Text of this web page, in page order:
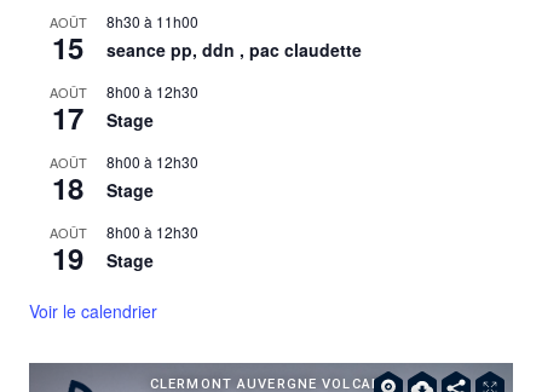
AOÛT
15
8h30 à 11h00
seance pp, ddn , pac claudette
AOÛT
17
8h00 à 12h30
Stage
AOÛT
18
8h00 à 12h30
Stage
AOÛT
19
8h00 à 12h30
Stage
Voir le calendrier